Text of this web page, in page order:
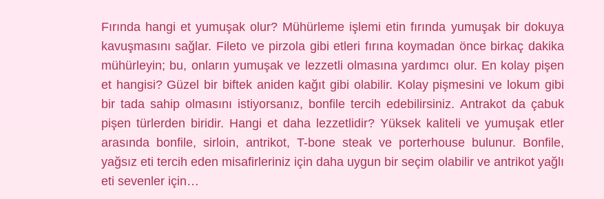
Fırında hangi et yumuşak olur? Mühürleme işlemi etin fırında yumuşak bir dokuya
kavuşmasını sağlar. Fileto ve pirzola gibi etleri fırına koymadan önce birkaç dakika
mühürleyin; bu, onların yumuşak ve lezzetli olmasına yardımcı olur. En kolay pişen
et hangisi? Güzel bir biftek aniden kağıt gibi olabilir. Kolay pişmesini ve lokum gibi
bir tada sahip olmasını istiyorsanız, bonfile tercih edebilirsiniz. Antrakot da çabuk
pişen türlerden biridir. Hangi et daha lezzetlidir? Yüksek kaliteli ve yumuşak etler
arasında bonfile, sirloin, antrikot, T-bone steak ve porterhouse bulunur. Bonfile,
yağsız eti tercih eden misafirleriniz için daha uygun bir seçim olabilir ve antrikot yağlı
eti sevenler için…